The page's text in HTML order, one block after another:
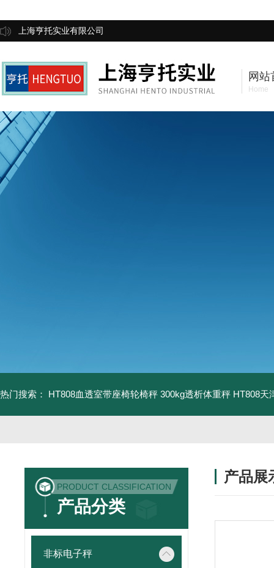
上海亨托实业有限公司
网站
Home
热门搜索： HT808血透室带座椅轮椅秤 300kg透析体重秤 HT808天
PRODUCT CLASSIFICATION
产品分类
非标电子秤
产品展